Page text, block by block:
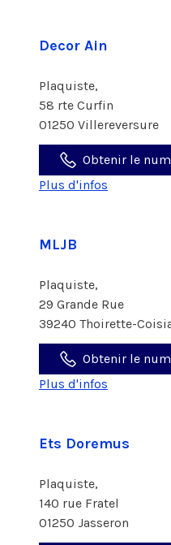
Decor Ain
Plaquiste,
58 rte Curfin
01250 Villereversure
Obtenir le
Plus d'infos
MLJB
Plaquiste,
29 Grande Rue
39240 Thoirette-
Obtenir le
Plus d'infos
Ets Doremus
Plaquiste,
140 rue Fratel
01250 Jasseron